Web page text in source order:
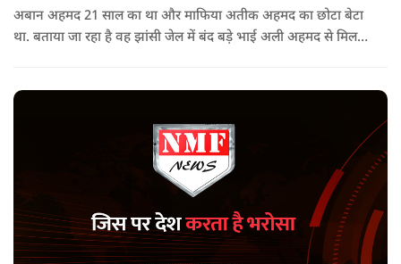
अबान अहमद 21 साल का था और माफिया अतीक अहमद का छोटा बेटा
था. बताया जा रहा है वह झांसी जेल में बंद बड़े भाई अली अहमद से मिलने